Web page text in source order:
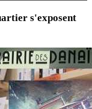
s'exposent